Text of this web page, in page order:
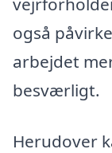
også
arbejdet
besværligt.
Herudover